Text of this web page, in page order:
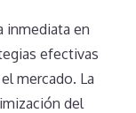
inmediata en
efectivas
mercado. La
del